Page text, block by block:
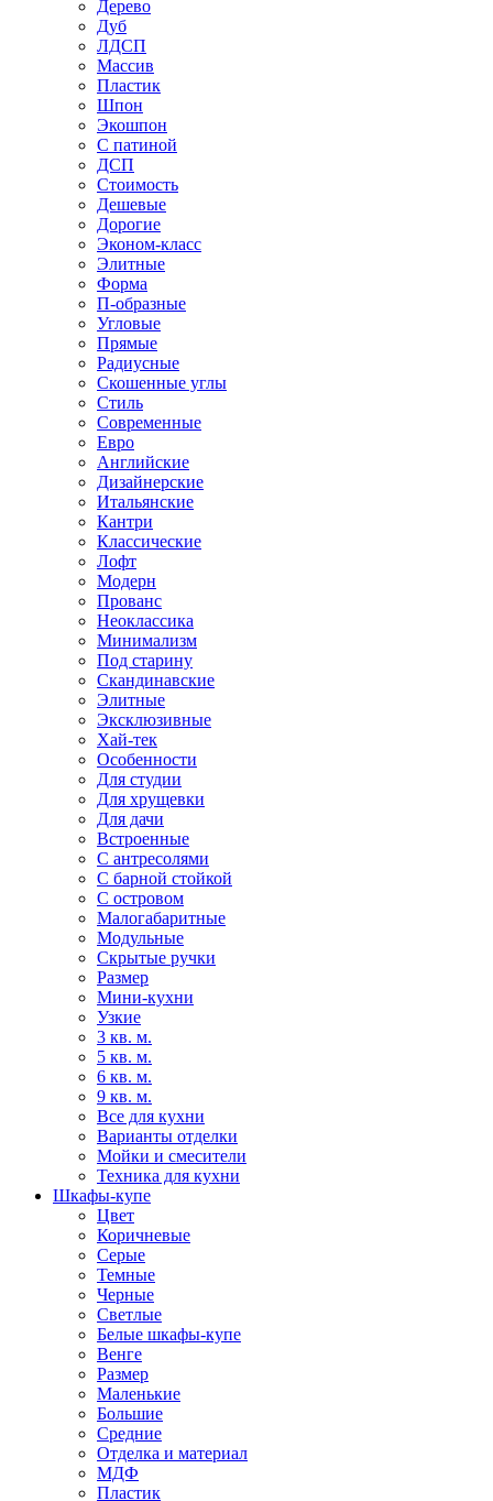
Дерево
Дуб
ЛДСП
Массив
Пластик
Шпон
Экошпон
С патиной
ДСП
Стоимость
Дешевые
Дорогие
Эконом-класс
Элитные
Форма
П-образные
Угловые
Прямые
Радиусные
Скошенные углы
Стиль
Современные
Евро
Английские
Дизайнерские
Итальянские
Кантри
Классические
Лофт
Модерн
Прованс
Неоклассика
Минимализм
Под старину
Скандинавские
Элитные
Эксклюзивные
Хай-тек
Особенности
Для студии
Для хрущевки
Для дачи
Встроенные
С антресолями
С барной стойкой
С островом
Малогабаритные
Модульные
Скрытые ручки
Размер
Мини-кухни
Узкие
3 кв. м.
5 кв. м.
6 кв. м.
9 кв. м.
Все для кухни
Варианты отделки
Мойки и смесители
Техника для кухни
Шкафы-купе
Цвет
Коричневые
Серые
Темные
Черные
Светлые
Белые шкафы-купе
Венге
Размер
Маленькие
Большие
Средние
Отделка и материал
МДФ
Пластик